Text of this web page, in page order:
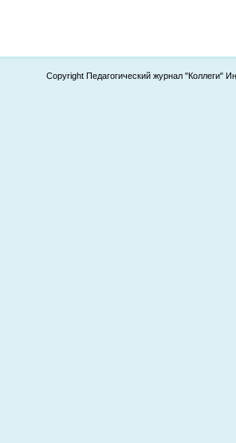
Copyright Педагогический журнал "Коллеги"